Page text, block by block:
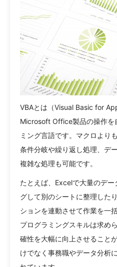
VBAとは（Visual Basic for
Microsoft Office製品の操作を
ミング言語です。マクロより
条件分岐や繰り返し処理、デ
複雑な処理も可能です。
たとえば、Excelで大量のデ
グして別のシートに整理した
ションを連動させて作業を一
プログラミングスキルは求め
確性を大幅に向上させること
けでなく事務職やデータ分析